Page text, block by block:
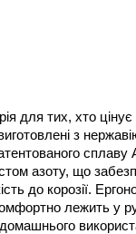
для тих, хто цінує
з
сплаву
азоту, що
до корозії.
лежить у